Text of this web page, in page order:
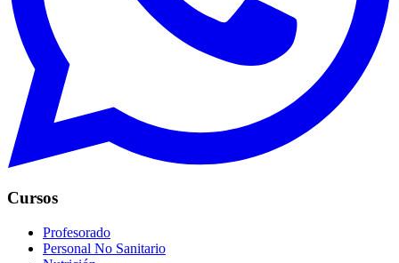
Cursos
Profesorado
Personal No Sanitario